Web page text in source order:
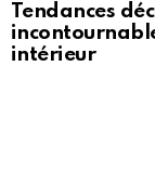
Tendances
intérieur